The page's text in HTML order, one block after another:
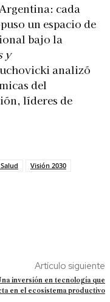
cada
un espacio de
bajo la
y
analizó
del
líderes de
Visión 2030
Artículo siguiente
inversión en tecnología que
en el ecosistema productivo